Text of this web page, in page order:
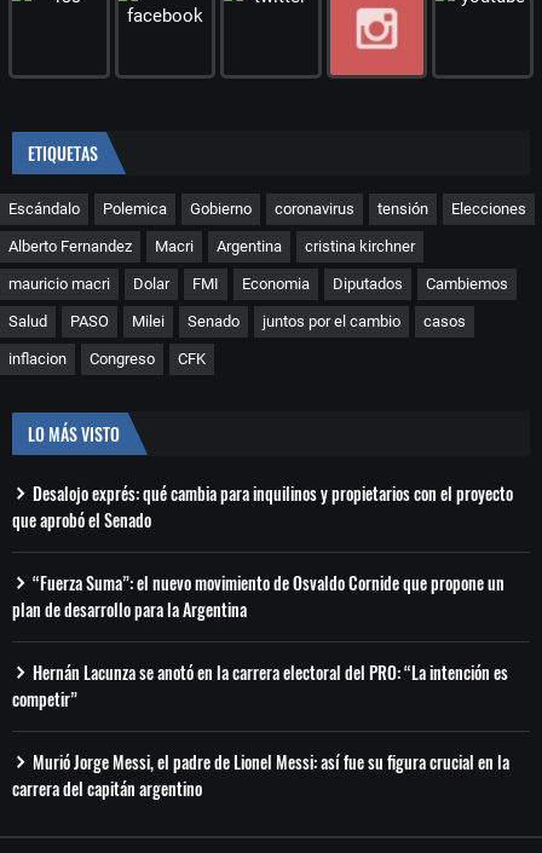
ETIQUETAS
Escándalo Polemica Gobierno coronavirus tensión Elecciones
Alberto Fernandez Macri Argentina cristina kirchner
mauricio macri Dolar FMI Economia Diputados Cambiemos
Salud PASO Milei Senado juntos por el cambio casos
inflacion Congreso CFK
LO MÁS VISTO
Desalojo exprés: qué cambia para inquilinos y propietarios con el proyecto
que aprobó el Senado
“Fuerza Suma”: el nuevo movimiento de Osvaldo Cornide que propone un
plan de desarrollo para la Argentina
Hernán Lacunza se anotó en la carrera electoral del PRO: “La intención es
competir”
Murió Jorge Messi, el padre de Lionel Messi: así fue su figura crucial en la
carrera del capitán argentino